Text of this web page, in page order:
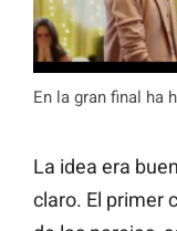
En la gran final ha
La idea era
claro. El primer